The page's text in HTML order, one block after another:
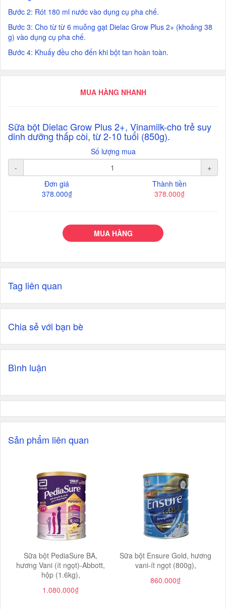
Bước 2: Rót 180 ml nước vào dụng cụ pha chế.
Bước 3: Cho từ từ 6 muỗng gạt Dielac Grow Plus 2+ (khoảng 38
g) vào dụng cụ pha chế.
Bước 4: Khuấy đều cho đến khi bột tan hoàn toàn.
MUA HÀNG NHANH
Sữa bột Dielac Grow Plus 2+, Vinamilk-cho trẻ suy
dinh dưỡng thấp còi, từ 2-10 tuổi (850g).
Số lượng mua
-
+
Đơn giá
378.000₫
Thành tiền
378.000₫
MUA HÀNG
Tag liên quan
Chia sẻ với bạn bè
Bình luận
Sản phẩm liên quan
Sữa bột PediaSure BA,
hương Vani (ít ngọt)-Abbott,
hộp (1.6kg),
1.080.000₫
Sữa bột Ensure Gold, hương
vani-ít ngọt (800g),
860.000₫